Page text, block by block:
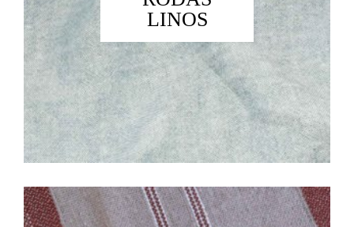
LINOS